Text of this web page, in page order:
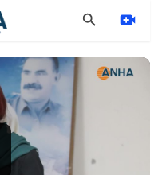
Video
Player